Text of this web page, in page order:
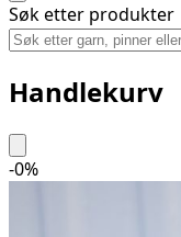
Søk etter produkter
Handlekurv
-0%